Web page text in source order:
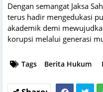
Dengan semangat Jaksa
terus hadir mengedukasi
akademik demi
korupsi melalui generasi
Tags Berita Hukum